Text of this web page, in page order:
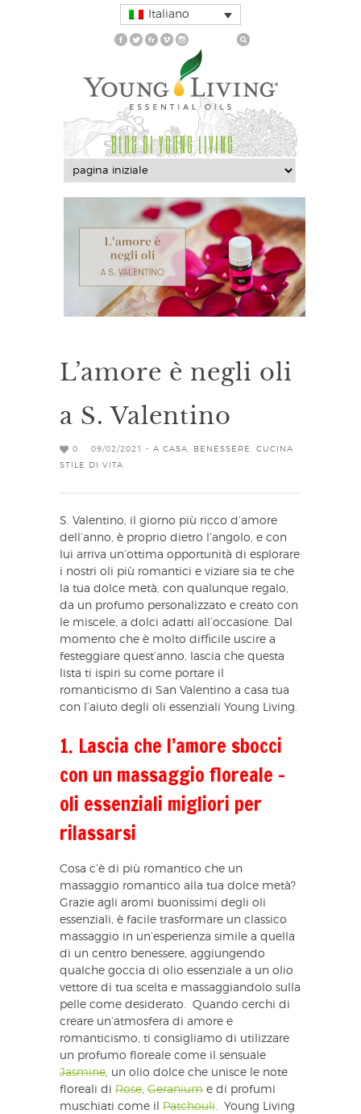
Italiano
BLOG DI YOUNG LIVING
L’amore è negli oli
a S. Valentino
0 09/02/2021 - A CASA BENESSERE CUCINA
STILE DI VITA
S. Valentino, il giorno più ricco d’amore
dell’anno, è proprio dietro l’angolo, e con
lui arriva un’ottima opportunità di esplorare
i nostri oli più romantici e viziare sia te che
la tua dolce metà, con qualunque regalo,
da un profumo personalizzato e creato con
le miscele, a dolci adatti all’occasione. Dal
momento che è molto difficile uscire a
festeggiare quest’anno, lascia che questa
lista ti ispiri su come portare il
romanticismo di San Valentino a casa tua
con l’aiuto degli oli essenziali Young Living.
1. Lascia che l’amore sbocci
con un massaggio floreale –
oli essenziali migliori per
rilassarsi
Cosa c’è di più romantico che un
massaggio romantico alla tua dolce metà?
Grazie agli aromi buonissimi degli oli
essenziali, è facile trasformare un classico
massaggio in un’esperienza simile a quella
di un centro benessere, aggiungendo
qualche goccia di olio essenziale a un olio
vettore di tua scelta e massaggiandolo sulla
pelle come desiderato. Quando cerchi di
creare un’atmosfera di amore e
romanticismo, ti consigliamo di utilizzare
un profumo floreale come il sensuale
Jasmine , un olio dolce che unisce le note
floreali di Rose Geranium e di profumi
muschiati come il Patchouli . Young Living